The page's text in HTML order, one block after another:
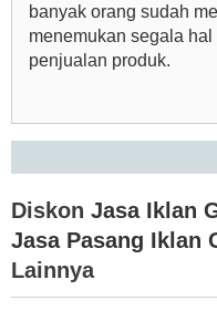
banyak orang sudah
menemukan segala
penjualan produk.
Diskon Jasa Iklan
Jasa Pasang Iklan
Lainnya